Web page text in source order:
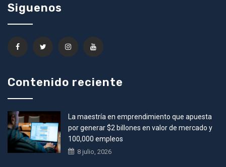
Siguenos
Contenido reciente
La maestría en emprendimiento que apuesta
por generar $2 billones en valor de mercado y
100,000 empleos
8 julio, 2026